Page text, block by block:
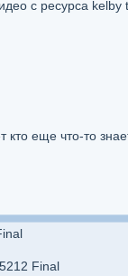
с ресурса kelby
кто еще что-то
Final